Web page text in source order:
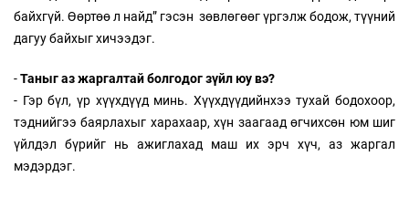
байхгүй. Өөртөө л найд” гэсэн зөвлөгөөг үргэлж бодож, түүний
дагуу байхыг хичээдэг.
-Таныг аз жаргалтай болгодог зүйл юу вэ?
- Гэр бүл, үр хүүхдүүд минь. Хүүхдүүдийнхээ тухай бодохоор,
тэднийгээ баярлахыг харахаар, хүн заагаад өгчихсөн юм шиг
үйлдэл бүрийг нь ажиглахад маш их эрч хүч, аз жаргал
мэдэрдэг.